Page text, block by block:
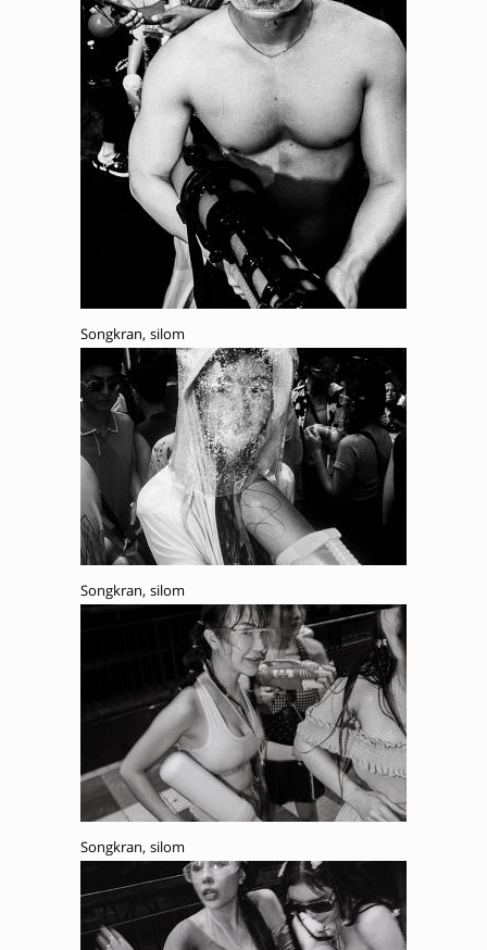
Songkran, silom
Songkran, silom
Songkran, silom